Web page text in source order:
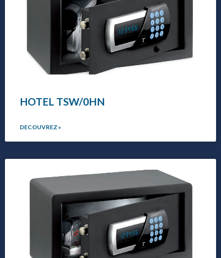
HOTEL TSW/0HN
DECOUVREZ »